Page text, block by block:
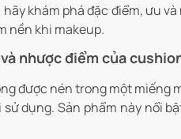
khám phá đặc điểm, ưu
nền khi makeup.
nhược điểm của
được nén trong một miếng
sử dụng. Sản phẩm này nổi